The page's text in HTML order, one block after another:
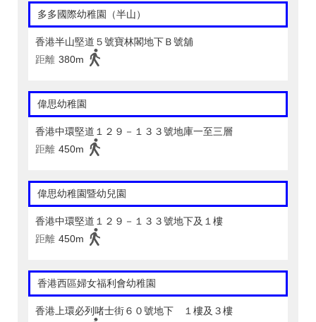
多多國際幼稚園（半山）
香港半山堅道５號寶林閣地下Ｂ號舖
距離 380m
偉思幼稚園
香港中環堅道１２９－１３３號地庫一至三層
距離 450m
偉思幼稚園暨幼兒園
香港中環堅道１２９－１３３號地下及１樓
距離 450m
香港西區婦女福利會幼稚園
香港上環必列啫士街６０號地下 １樓及３樓